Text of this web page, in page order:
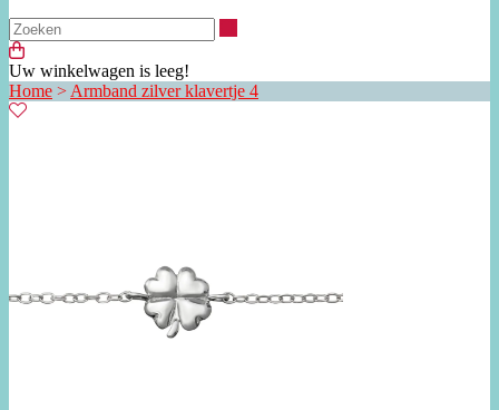
Uw winkelwagen is leeg!
Home > Armband zilver klavertje 4